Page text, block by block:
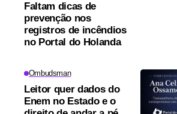
Faltam dicas de
prevenção nos
registros de incêndios
no Portal do Holanda
Ombudsman
Leitor quer dados do
Enem no Estado e o